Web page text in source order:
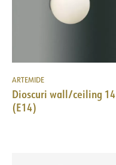
ARTEMIDE
Dioscuri wall/ceiling 14
(E14)